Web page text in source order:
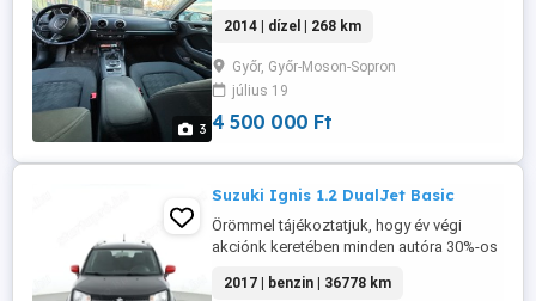
3
2014 | dízel | 268 km
Győr, Győr-Moson-Sopron
július 19
4 500 000 Ft
Suzuki Ignis 1.2 DualJet Basic
Örömmel tájékoztatjuk, hogy év végi
akciónk keretében minden autóra 30%-os
kizárólag az év végéig érvényes, így
2017 | benzin | 36778 km